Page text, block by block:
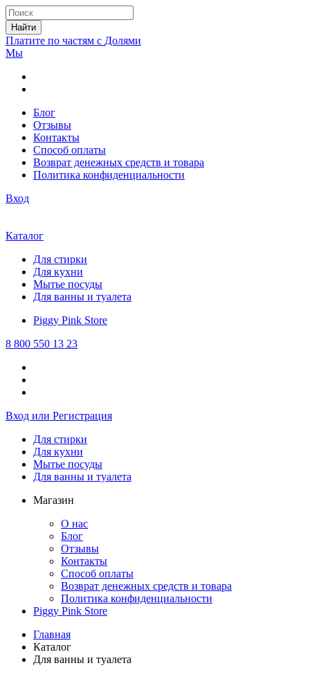
Найти
Платите по частям с Долями
Мы
Блог
Отзывы
Контакты
Способ оплаты
Возврат денежных средств и товара
Политика конфиденциальности
Вход
Каталог
Для стирки
Для кухни
Мытье посуды
Для ванны и туалета
Piggy Pink Store
8 800 550 13 23
Вход или Регистрация
Для стирки
Для кухни
Мытье посуды
Для ванны и туалета
Магазин
О нас
Блог
Отзывы
Контакты
Способ оплаты
Возврат денежных средств и товара
Политика конфиденциальности
Piggy Pink Store
Главная
Каталог
Для ванны и туалета